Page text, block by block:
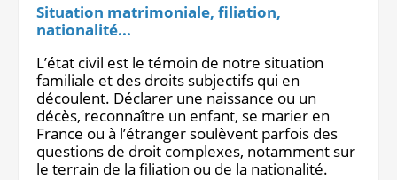
Notre site éditorial
JOB ASH
Notre boutique
Situation matrimoniale, filiation,
nationalité...
L’état civil est le témoin de notre situation
familiale et des droits subjectifs qui en
découlent. Déclarer une naissance ou un
décès, reconnaître un enfant, se marier en
France ou à l’étranger soulèvent parfois des
questions de droit complexes, notamment sur
le terrain de la filiation ou de la nationalité.